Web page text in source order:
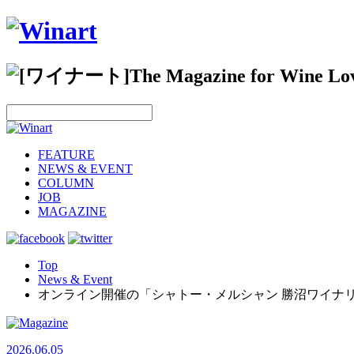
FEATURE
NEWS & EVENT
COLUMN
JOB
MAGAZINE
Top
News & Event
オンライン開催の「シャトー・メルシャン 勝沼ワイナ
2026.06.05